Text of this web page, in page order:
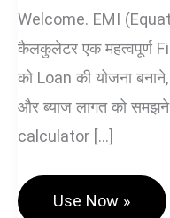
Welcome. EMI
कैलकुलेटर एक महत्वपूर्ण
को Loan की योजना
और ब्याज लागत को
calculator […]
🏦
Use Now »